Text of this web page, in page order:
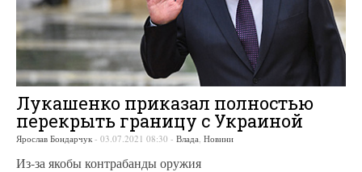
Лукашенко приказал полностью
перекрыть границу с Украиной
Ярослав Бондарчук - 03.07.2021 08:30 - Влада, Новини
Из-за якобы контрабанды оружия